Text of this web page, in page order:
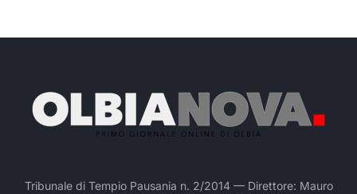
Tribunale di Tempio Pausania n. 2/2014 — Direttore: Mauro